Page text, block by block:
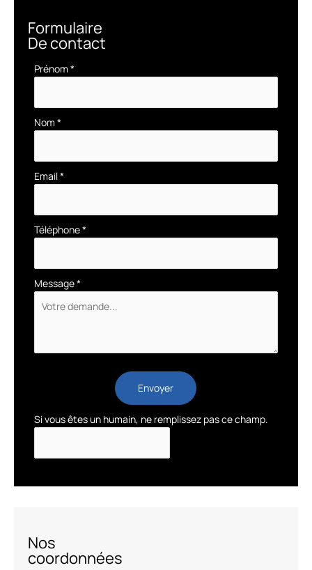
Formulaire
De contact
Formulaire
Prénom *
Nom *
Email*
Téléphone*
Message*
Envoyer
Si vous êtes un humain, ne remplissez pas ce champ.
Nos
coordonnées